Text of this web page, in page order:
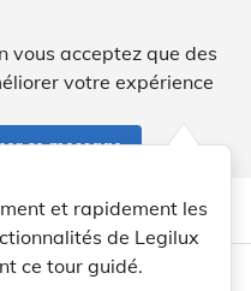
vous acceptez que des
votre expérience
ce message
help Aide
et rapidement les
de Legilux
ce tour guidé.
light_mode dark_mode